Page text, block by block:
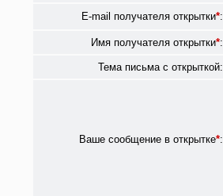
E-mail получателя открытки*:
Имя получателя открытки*:
Тема письма с открыткой:
Ваше сообщение в открытке*: